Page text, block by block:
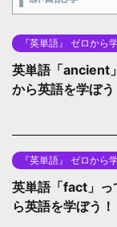
『英単語』 ゼロから
英単語「ancient
から英語を学ぼう
『英単語』 ゼロから
英単語「fact」っ
ら英語を学ぼう！